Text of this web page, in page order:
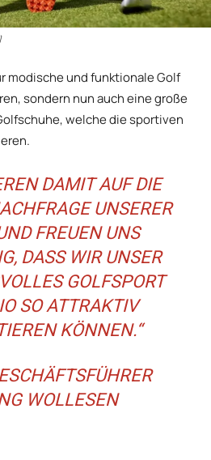
modische und funktionale Golf
sondern nun auch eine große
welche die sportiven
DAMIT AUF DIE
UNSERER
FREUEN UNS
DASS WIR UNSER
GOLFSPORT
SO ATTRAKTIV
KÖNNEN.“
WOLLESEN